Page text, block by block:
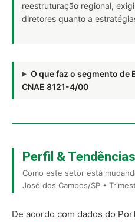
reestruturação regional,
diretores quanto a
O que faz o segmento de
CNAE 8121-4/00
Perfil &
Como este setor está
José dos Campos/SP •
De acordo com dados do